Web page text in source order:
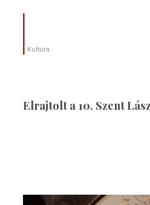
Kultúra
Elrajtolt a 10. Szent